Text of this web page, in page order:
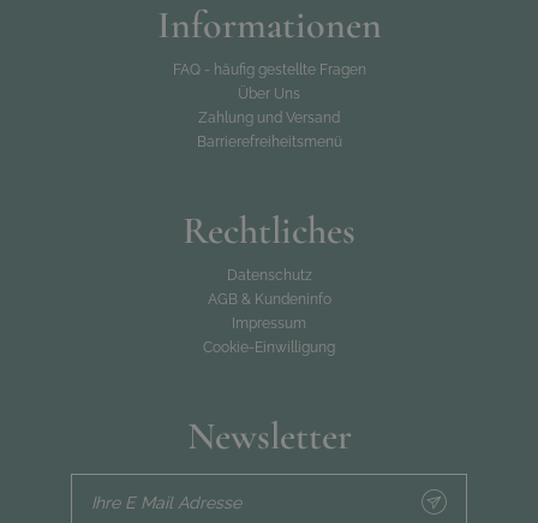
Informationen
FAQ - häufig gestellte Fragen
Über Uns
Zahlung und Versand
Barrierefreiheitsmenü
Rechtliches
Datenschutz
AGB & Kundeninfo
Impressum
Cookie-Einwilligung
Newsletter
Ihre E Mail Adresse